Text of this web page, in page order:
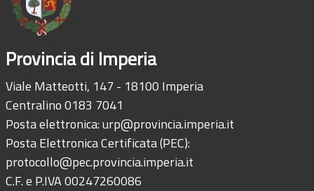
Provincia di Imperia
Viale Matteotti, 147 - 18100 Imperia
Centralino 0183 7041
Posta elettronica:urp@provincia.imperia.it
Posta Elettronica Certificata (PEC):
protocollo@pec.provincia.imperia.it
C.F. e P.IVA 00247260086